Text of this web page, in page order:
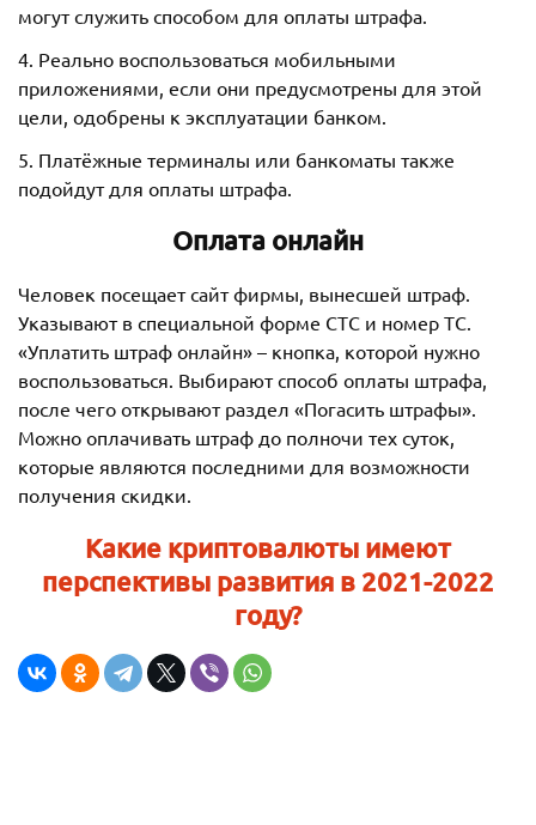
могут служить способом для оплаты штрафа.
4. Реально воспользоваться мобильными
приложениями, если они предусмотрены для этой
цели, одобрены к эксплуатации банком.
5. Платёжные терминалы или банкоматы также
подойдут для оплаты штрафа.
Оплата онлайн
Человек посещает сайт фирмы, вынесшей штраф.
Указывают в специальной форме СТС и номер ТС.
«Уплатить штраф онлайн» – кнопка, которой нужно
воспользоваться. Выбирают способ оплаты штрафа,
после чего открывают раздел «Погасить штрафы».
Можно оплачивать штраф до полночи тех суток,
которые являются последними для возможности
получения скидки.
Какие криптовалюты имеют
перспективы развития в 2021-2022
году?